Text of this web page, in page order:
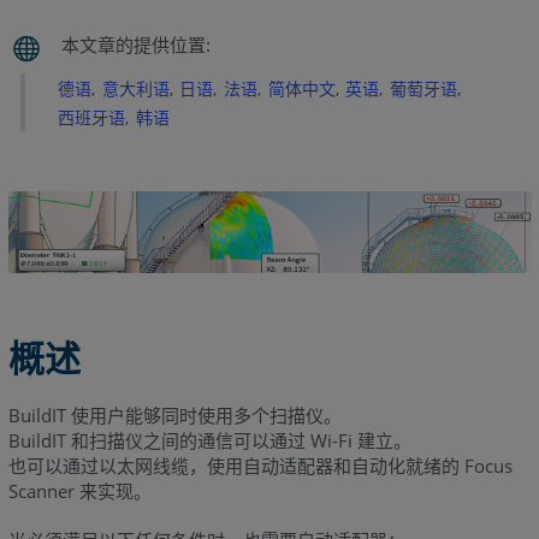
配
FARO
Focus
配
置
计
算
置
置
软
件
设
置
德语 意大利语 日语 法语 简体中文 英语 葡萄牙语
西班牙语 韩语
概述
BuildIT 使用户能够同时使用多个扫描仪。
BuildIT 和扫描仪之间的通信可以通过 Wi-Fi 建立。
也可以通过以太网线缆，使用自动适配器和自动化就绪的 Focus
Scanner 来实现。